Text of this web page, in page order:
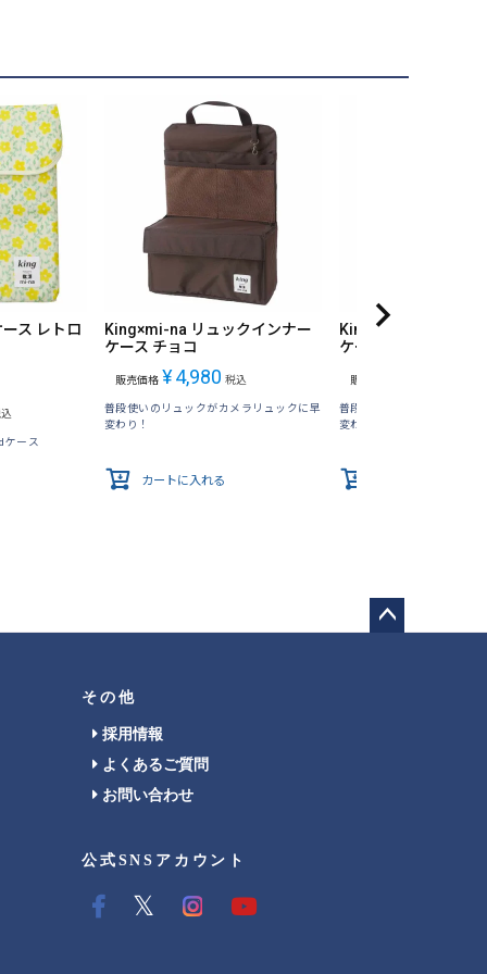
ス レトロ
ケース
King×mi-na リュックインナー
ケース チョコ
販売価格 ¥4,980 税込
普段使いのリュックがカメラリュックに早
変わり！
カートに入れる
King×mi-na リュッ
ケース ベージュ
販売価格
普段使いのリュックがカメ
変わり！
その他
採用情報
よくあるご質問
お問い合わせ
公式SNSアカウント